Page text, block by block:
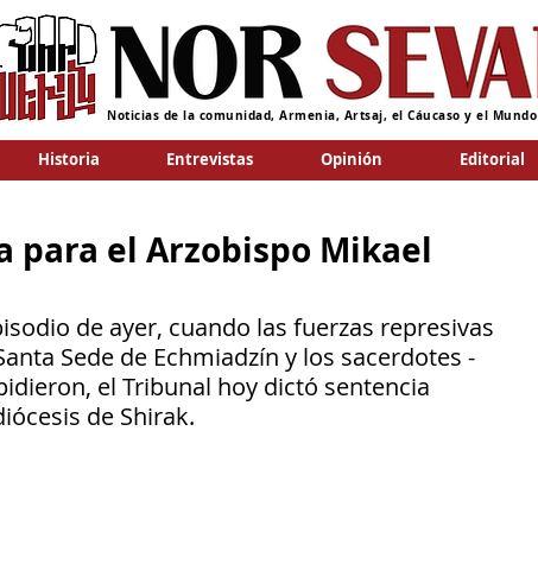
Noticias de la comunidad, Armenia, Artsaj, el Cáucaso y el Mundo
Historia Entrevistas Opinión Editorial
para el Arzobispo Mikael
de ayer, cuando las fuerzas represivas
Sede de Echmiadzín y los sacerdotes -
el Tribunal hoy dictó sentencia
de Shirak.